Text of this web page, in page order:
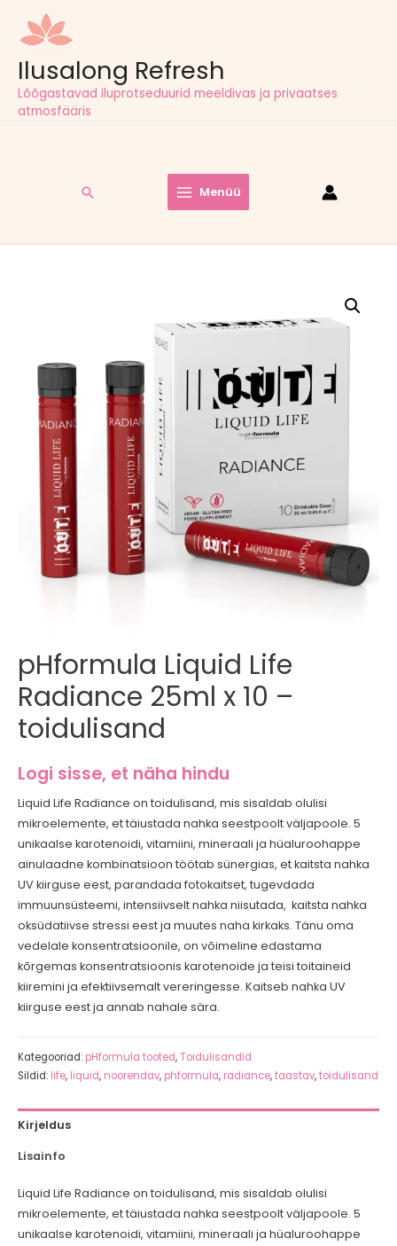
60,00€
Ilusalong Refresh
Lõõgastavad iluprotseduurid meeldivas ja privaatses
atmosfääris
Search
Main
Menüü
pHformula Liquid Life
Radiance 25ml x 10 –
toidulisand
Logi sisse, et näha hindu
Liquid Life Radiance on toidulisand, mis sisaldab olulisi
mikroelemente, et täiustada nahka seestpoolt väljapoole. 5
unikaalse karotenoidi, vitamiini, mineraali ja hüaluroohappe
ainulaadne kombinatsioon töötab sünergias, et kaitsta nahka
UV kiirguse eest, parandada fotokaitset, tugevdada
immuunsüsteemi, intensiivselt nahka niisutada, kaitsta nahka
oksüdatiivse stressi eest ja muutes naha kirkaks. Tänu oma
vedelale konsentratsioonile, on võimeline edastama
kõrgemas konsentratsioonis karotenoide ja teisi toitaineid
kiiremini ja efektiivsemalt vereringesse. Kaitseb nahka UV
kiirguse eest ja annab nahale sära.
Kategooriad: pHformula tooted,Toidulisandid
Sildid: life, liquid, noorendav, phformula, radiance,taastav,toidulisand
Kirjeldus
Lisainfo
Liquid Life Radiance on toidulisand, mis sisaldab olulisi
mikroelemente, et täiustada nahka seestpoolt väljapoole. 5
unikaalse karotenoidi, vitamiini, mineraali ja hüaluroohappe